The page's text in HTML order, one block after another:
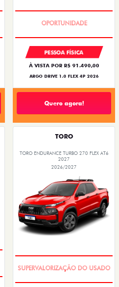
PESSOA FÍSICA
À VISTA POR R$ 91.490,00
ARGO DRIVE 1.0 FLEX 4P 2026
Quero agora!
TORO
TORO ENDURANCE TURBO 270 FLEX AT6
2027
2026/2027